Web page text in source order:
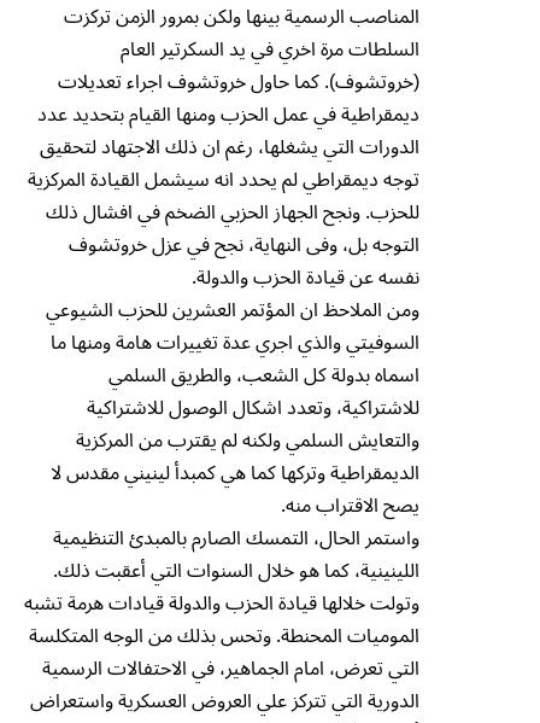
المناصب الرسمية بينها ولكن بمرور الزمن تركزت
السلطات مرة اخري في يد السكرتير العام
(خروتشوف). كما حاول خروتشوف اجراء تعديلات
ديمقراطية في عمل الحزب ومنها القيام بتحديد عدد
الدورات التي يشغلها، رغم ان ذلك الاجتهاد لتحقيق
توجه ديمقراطي لم يحدد انه سيشمل القيادة المركزية
للحزب. ونجح الجهاز الحزبي الضخم في افشال ذلك
التوجه بل، وفى النهاية، نجح في عزل خروتشوف
نفسه عن قيادة الحزب والدولة.
ومن الملاحظ ان المؤتمر العشرين للحزب الشيوعي
السوفيتي والذي اجري عدة تغييرات هامة ومنها ما
اسماه بدولة كل الشعب، والطريق السلمي
للاشتراكية، وتعدد اشكال الوصول للاشتراكية
والتعايش السلمي ولكنه لم يقترب من المركزية
الديمقراطية وتركها كما هي كمبدأ لينيني مقدس لا
يصح الاقتراب منه.
واستمر الحال، التمسك الصارم بالمبدئ التنظيمية
اللينينية، كما هو خلال السنوات التي أعقبت ذلك.
وتولت خلالها قيادة الحزب والدولة قيادات هرمة تشبه
الموميات المحنطة. وتحس بذلك من الوجه المتكلسة
التي تعرض، امام الجماهير، في الاحتفالات الرسمية
الدورية التي تتركز علي العروض العسكرية واستعراض